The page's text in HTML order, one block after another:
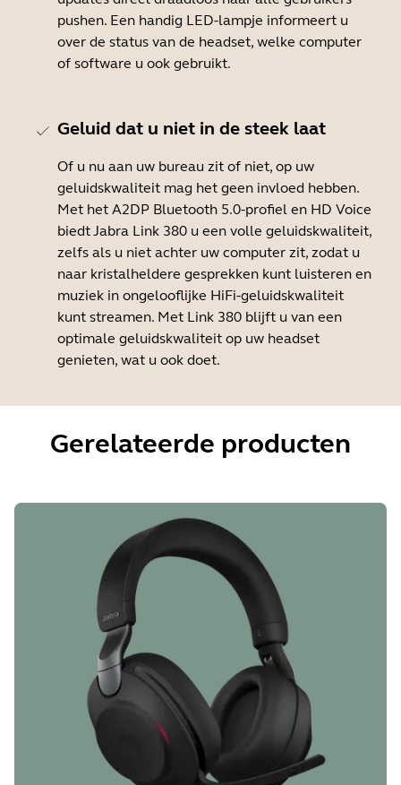
pushen. Een handig LED-lampje informeert u
over de status van de headset, welke computer
of software u ook gebruikt.
Geluid dat u niet in de steek laat
Of u nu aan uw bureau zit of niet, op uw
geluidskwaliteit mag het geen invloed hebben.
Met het A2DP Bluetooth 5.0-profiel en HD Voice
biedt Jabra Link 380 u een volle geluidskwaliteit,
zelfs als u niet achter uw computer zit, zodat u
naar kristalheldere gesprekken kunt luisteren en
muziek in ongelooflijke HiFi-geluidskwaliteit
kunt streamen. Met Link 380 blijft u van een
optimale geluidskwaliteit op uw headset
genieten, wat u ook doet.
Gerelateerde producten